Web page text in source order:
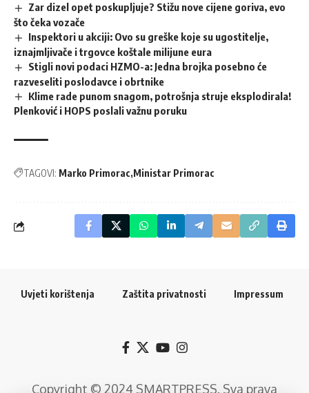
Zar dizel opet poskupljuje? Stižu nove cijene goriva, evo
što čeka vozače
Inspektori u akciji: Ovo su greške koje su ugostitelje,
iznajmljivače i trgovce koštale milijune eura
Stigli novi podaci HZMO-a: Jedna brojka posebno će
razveseliti poslodavce i obrtnike
Klime rade punom snagom, potrošnja struje eksplodirala!
Plenković i HOPS poslali važnu poruku
TAGOVI: Marko Primorac Ministar Primorac
Uvjeti korištenja Zaštita privatnosti Impressum
Copyright © 2024 SMARTPRESS. Sva prava